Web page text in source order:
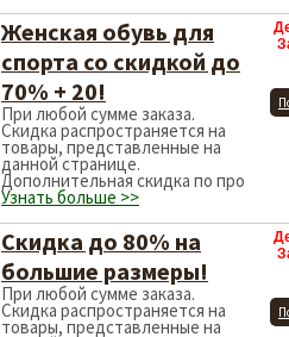
Женская обувь для
спорта со скидкой до
70% + 20!
При любой сумме заказа.
Скидка распространяется на
товары, представленные на
данной странице.
Дополнительная скидка по про
Узнать больше >>
Скидка до 80% на
большие размеры!
При любой сумме заказа.
Скидка распространяется на
товары, представленные на